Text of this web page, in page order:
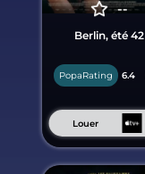
--
Berlin, été 42
PopaRating 6.4
Louer